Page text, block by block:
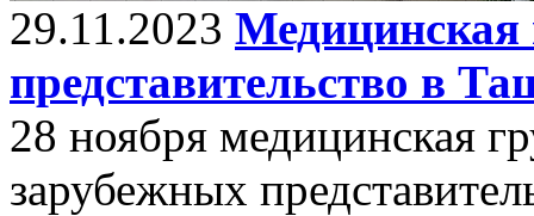
29.11.2023 Медицинская
представительство в
28 ноября медицинская
зарубежных